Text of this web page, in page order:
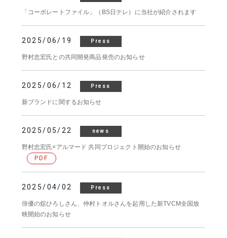
「コーポレートファイル」（BS日テレ）に当社が紹介されます
2025/06/19 Press
野村忠宏氏との共同開発商品発売のお知らせ
2025/06/12 Press
新ブランドに関するお知らせ
2025/05/22 news
野村忠宏氏×アルマード 共同プロジェクト開始のお知らせ
PDF
2025/04/02 Press
俳優の舘ひろしさん、仲村トオルさんを起用した新TVCM全国放
映開始のお知らせ